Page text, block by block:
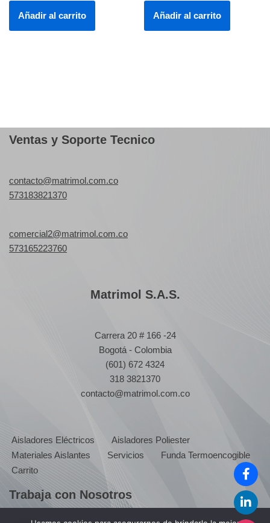
Añadir al carrito Añadir al carrito
Ventas y Soporte Tecnico
contacto@matrimol.com.co
573183821370
comercial2@matrimol.com.co
573165223760
Matrimol S.A.S.
Carrera 20 # 166 -24
Bogotá - Colombia
(601) 672 4324
318 3821370
contacto@matrimol.com.co
Aisladores Eléctricos
Aisladores Poliester
Materiales Aislantes
Servicios
Funda Termoencogible
Carrito
Trabaja con Nosotros